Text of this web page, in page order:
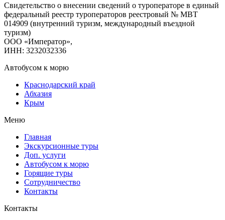
Свидетельство о внесении сведений о туроператоре в единый
федеральный реестр туроператоров реестровый № МВТ
014909 (внутренний туризм, международный въездной
туризм)
ООО «Император»,
ИНН: 3232032336
Автобусом к морю
Краснодарский край
Абхазия
Крым
Меню
Главная
Экскурсионные туры
Доп. услуги
Автобусом к морю
Горящие туры
Сотрудничество
Контакты
Контакты